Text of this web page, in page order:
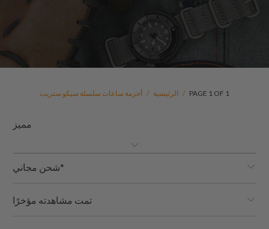
الرئيسية / أحزمة ساعات سلسلة سيكو ستريت / PAGE 1 OF 1
شحن مجاني*
تمت مشاهدته مؤخرًا